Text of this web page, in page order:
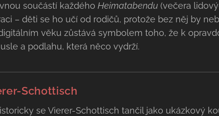
součástí každého Heimatabendu(večera
– děti se ho učí od rodičů, protože bez něj by
věku zůstává symbolem toho, že k
a podlahu, která něco vydrží.
Schottisch
se Vierer-Schottisch tančil jako ukázkový